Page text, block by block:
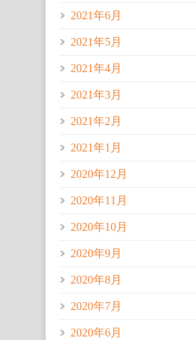
2021年6月
2021年5月
2021年4月
2021年3月
2021年2月
2021年1月
2020年12月
2020年11月
2020年10月
2020年9月
2020年8月
2020年7月
2020年6月